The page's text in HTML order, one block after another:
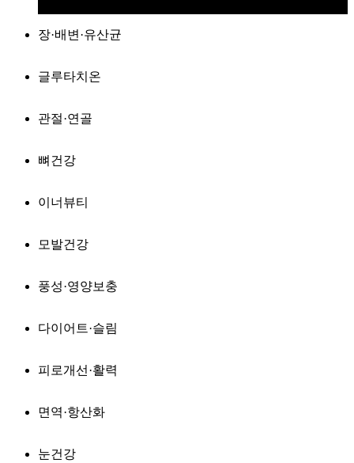
장·배변·유산균
글루타치온
관절·연골
뼈건강
이너뷰티
모발건강
풍성·영양보충
다이어트·슬림
피로개선·활력
면역·항산화
눈건강